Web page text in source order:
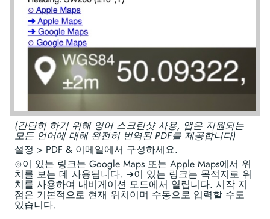
(간단히 하기 위해 영어 스크린샷 사용, 앱은 지원되는
모든 언어에 대해 완전히 번역된 PDF를 제공합니다)
설정 > PDF & 이메일에서 구성하세요.
⊙이 있는 링크는 Google Maps 또는 Apple Maps에서 위
치를 보는 데 사용됩니다. ➜이 있는 링크는 목적지로 위
치를 사용하여 내비게이션 모드에서 열립니다. 시작 지
점은 기본적으로 현재 위치이며 수동으로 입력할 수도
있습니다.